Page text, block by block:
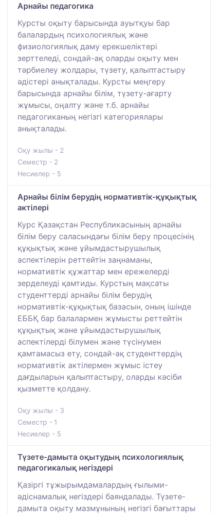
Арнайы педагогика
Курсты оқыту барысында ауытқуы бар
балалардың психологиялық және
физиологиялық даму ерекшеліктері
зерттеледі, сондай-ақ оларды оқыту мен
тәрбиелеу жолдары, түзету, қалыптастыру
әдістері анықталады. Курсты меңгеру
барысында арнайы білім, түзету-ағарту
жұмысы, оңалту және т.б. арнайы
педагогиканың негізгі категориялары
анықталады.
Оқу жылы - 2
Семестр - 2
Несиелер - 5
Арнайы білім берудің нормативтік-құқықтық
актілері
Курс Қазақстан Республикасының арнайы
білім беру саласындағы білім беру процесінің
құқықтық және ұйымдастырушылық
аспектілерін реттейтін заңнаманы,
нормативтік құжаттар мен ережелерді
зерделеуді қамтиды. Курстың мақсаты
студенттерді арнайы білім берудің
нормативтік-құқықтық базасын, оның ішінде
ЕББҚ бар балалармен жұмысты реттейтін
құқықтық және ұйымдастырушылық
аспектілерді білумен және түсінумен
қамтамасыз ету, сондай-ақ студенттердің
нормативтік актілермен жұмыс істеу
дағдыларын қалыптастыру, оларды кәсіби
қызметте қолдану.
Оқу жылы - 3
Семестр - 1
Несиелер - 5
Түзете-дамыта оқытудың психологиялық
педагогикалық негіздері
Қазіргі тұжырымдамалардың ғылыми-
әдіснамалық негіздері баяндалады. Түзете-
дамыта оқыту мазмұнының негізгі бағыттары